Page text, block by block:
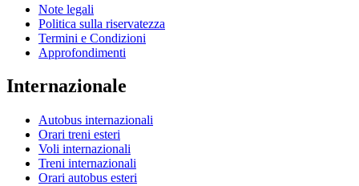
Note legali
Politica sulla riservatezza
Termini e Condizioni
Approfondimenti
Internazionale
Autobus internazionali
Orari treni esteri
Voli internazionali
Treni internazionali
Orari autobus esteri